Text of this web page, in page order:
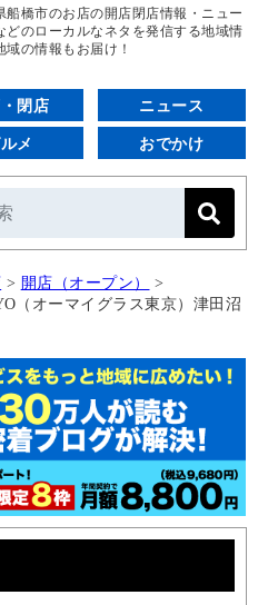
船橋市のお店の開店閉店情報・ニュー
どのローカルなネタを発信する地域情
の情報もお届け！
閉店 ニュース
メ おでかけ
> 開店（オープン）
>
（オーマイグラス東京）津田沼